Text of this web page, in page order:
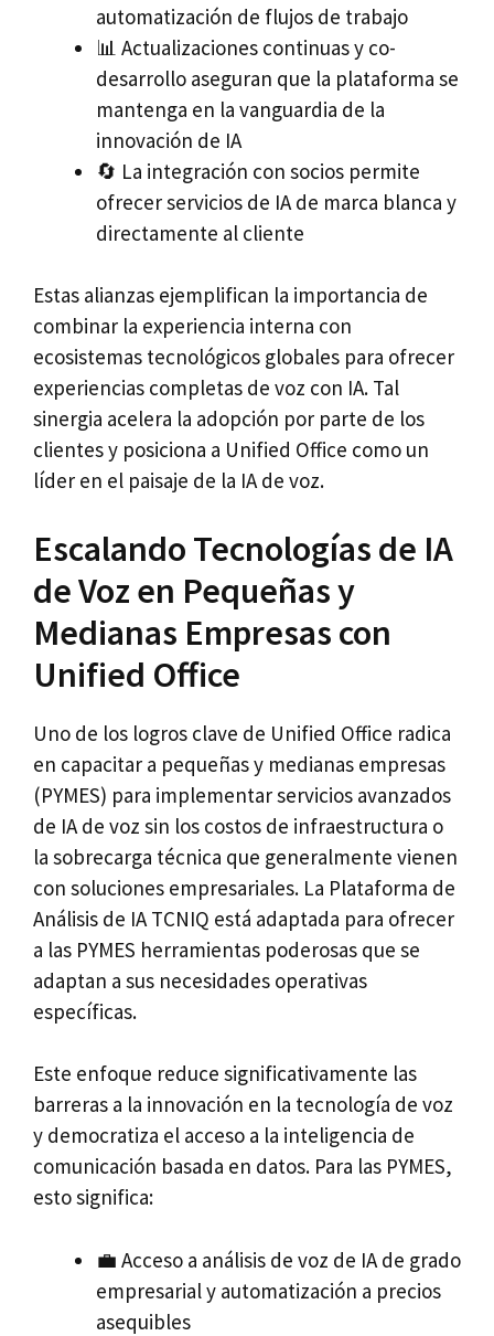
automatización de flujos de trabajo
📊 Actualizaciones continuas y co-
desarrollo aseguran que la plataforma se
mantenga en la vanguardia de la
innovación de IA
🔄 La integración con socios permite
ofrecer servicios de IA de marca blanca y
directamente al cliente
Estas alianzas ejemplifican la importancia de
combinar la experiencia interna con
ecosistemas tecnológicos globales para ofrecer
experiencias completas de voz con IA. Tal
sinergia acelera la adopción por parte de los
clientes y posiciona a Unified Office como un
líder en el paisaje de la IA de voz.
Escalando Tecnologías de IA
de Voz en Pequeñas y
Medianas Empresas con
Unified Office
Uno de los logros clave de Unified Office radica
en capacitar a pequeñas y medianas empresas
(PYMES) para implementar servicios avanzados
de IA de voz sin los costos de infraestructura o
la sobrecarga técnica que generalmente vienen
con soluciones empresariales. La Plataforma de
Análisis de IA TCNIQ está adaptada para ofrecer
a las PYMES herramientas poderosas que se
adaptan a sus necesidades operativas
específicas.
Este enfoque reduce significativamente las
barreras a la innovación en la tecnología de voz
y democratiza el acceso a la inteligencia de
comunicación basada en datos. Para las PYMES,
esto significa:
💼 Acceso a análisis de voz de IA de grado
empresarial y automatización a precios
asequibles